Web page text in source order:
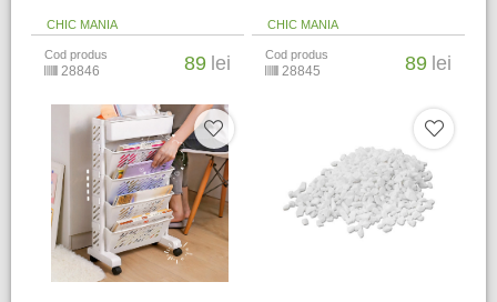
CHIC MANIA
Cod produs
28846 89 lei
CHIC MANIA
Cod produs
28845 89 lei